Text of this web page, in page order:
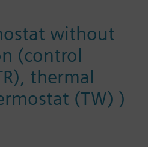
without
(control
thermal
(TW) )